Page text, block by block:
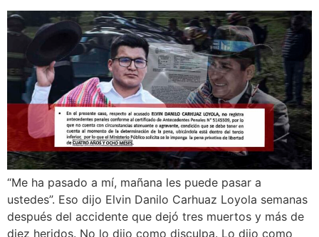
“Me ha pasado a mí, mañana les puede pasar a
ustedes”. Eso dijo Elvin Danilo Carhuaz Loyola semanas
después del accidente que dejó tres muertos y más de
diez heridos. No lo dijo como disculpa. Lo dijo como